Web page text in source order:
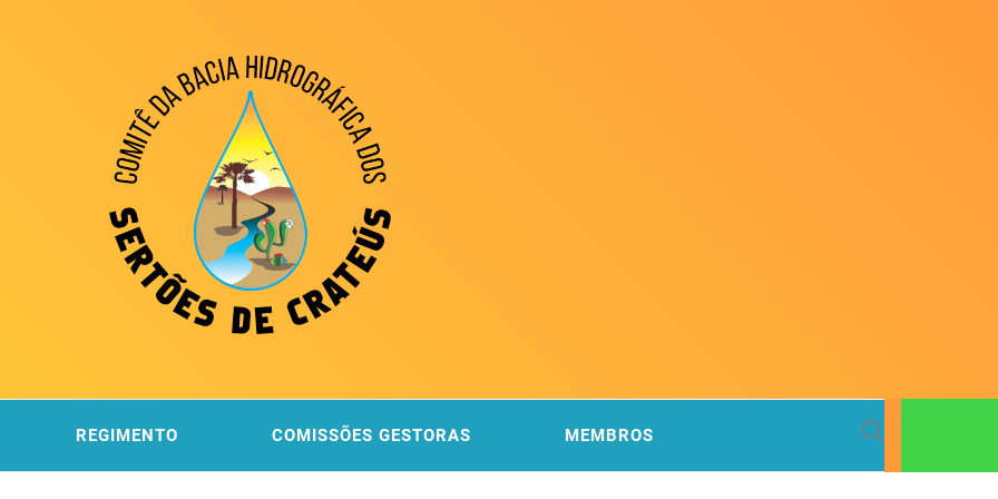
DA BACIA
REGIMENTO COMISSÕES GESTORAS MEMBROS